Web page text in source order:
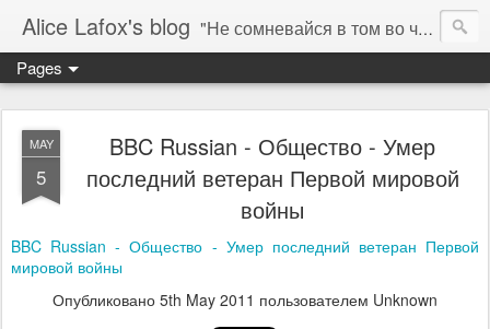
Alice Lafox's blog "Не сомневайся в том во что ты веришь. Тебе нельзя.... а мне можно". ( "You don't question what you believe. You can not. I must." ) - Гипатия 415 AD (C)
Pages
MAY
5
BBC Russian - Общество - Умер
последний ветеран Первой мировой
войны
BBC Russian - Общество - Умер последний ветеран Первой
мировой войны
Опубликовано 5th May 2011 пользователем Unknown